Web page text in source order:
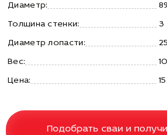
Диаметр:
Толщина стенки: 3
Диаметр лопасти:
Вес:
Цена:
Подобрать сваи и